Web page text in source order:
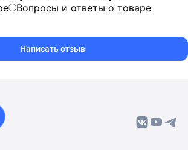
Вопросы и ответы о товаре
Написать отзыв